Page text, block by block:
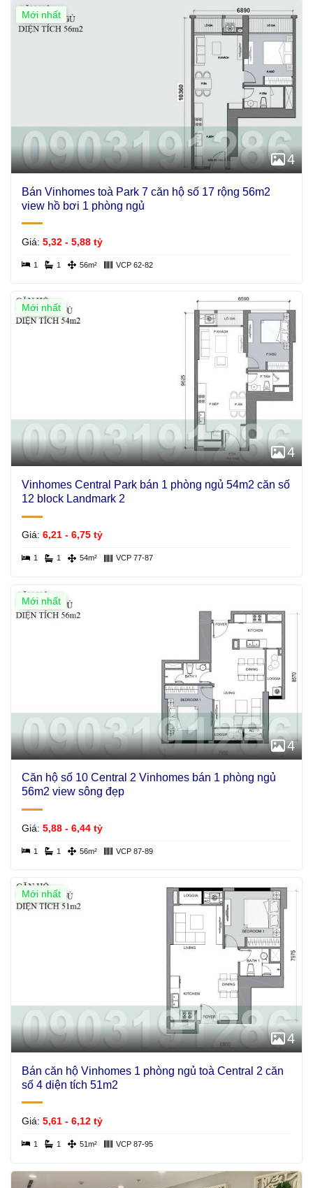
Mới nhất
4
Bán Vinhomes toà Park 7 căn hộ số 17 rộng 56m2
view hồ bơi 1 phòng ngủ
Giá: 5,32 - 5,88 tỷ
1 1 56m² VCP 62-82
Mới nhất
4
Vinhomes Central Park bán 1 phòng ngủ 54m2 căn số
12 block Landmark 2
Giá: 6,21 - 6,75 tỷ
1 1 54m² VCP 77-87
Mới nhất
4
Căn hộ số 10 Central 2 Vinhomes bán 1 phòng ngủ
56m2 view sông đẹp
Giá: 5,88 - 6,44 tỷ
1 1 56m² VCP 87-89
Mới nhất
4
Bán căn hộ Vinhomes 1 phòng ngủ toà Central 2 căn
số 4 diện tích 51m2
Giá: 5,61 - 6,12 tỷ
1 1 51m² VCP 87-95